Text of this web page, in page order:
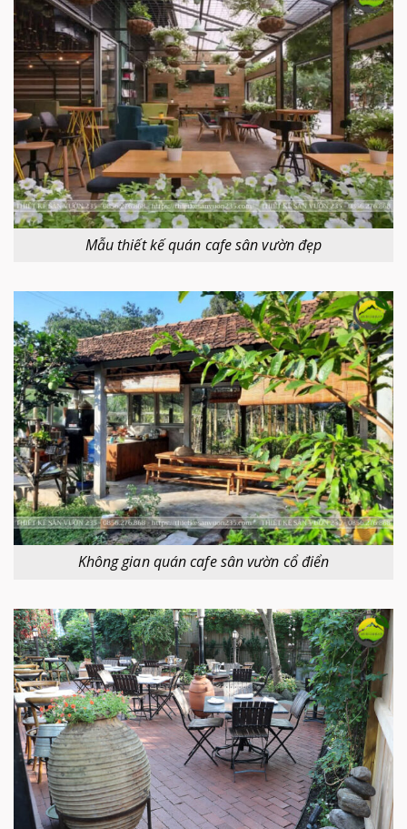
Mẫu thiết kế quán cafe sân vườn đẹp
Không gian quán cafe sân vườn cổ điển